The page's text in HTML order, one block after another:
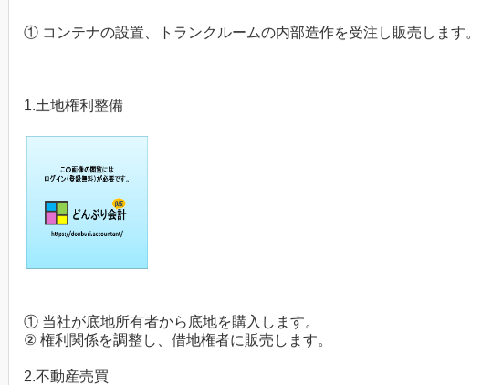
① コンテナの設置、トランクルームの内部造作を受注し販売します。
1.土地権利整備
① 当社が底地所有者から底地を購入します。
② 権利関係を調整し、借地権者に販売します。
2.不動産売買